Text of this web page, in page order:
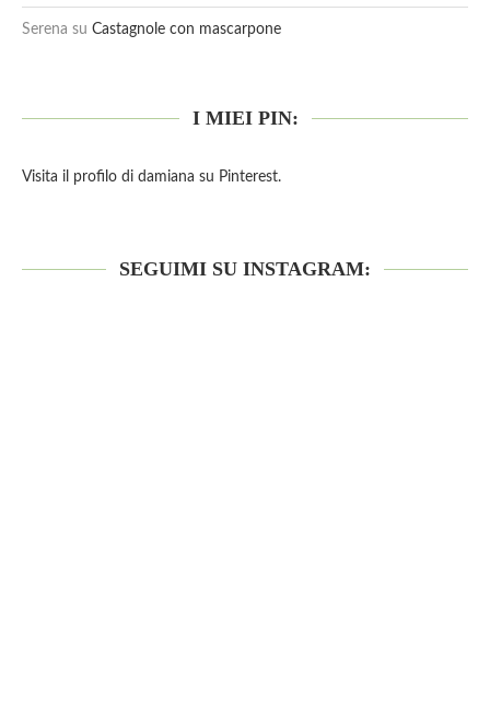
Serena su Castagnole con mascarpone
I MIEI PIN:
Visita il profilo di damiana su Pinterest.
SEGUIMI SU INSTAGRAM: